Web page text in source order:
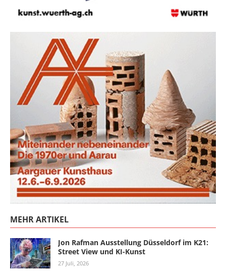
MEHR ARTIKEL
Jon Rafman Ausstellung Düsseldorf im K21:
Street View und KI-Kunst
27 Juli, 2026